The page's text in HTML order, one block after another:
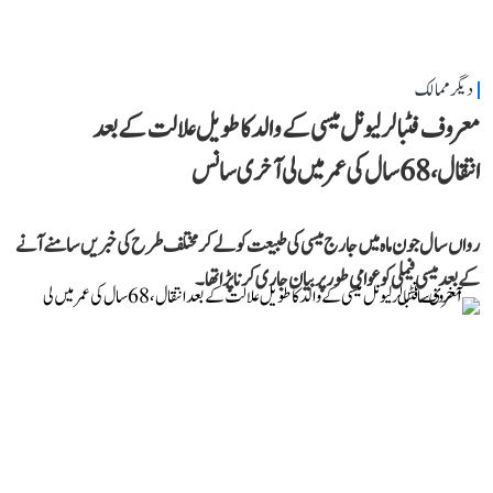
دیگر ممالک
معروف فٹبالر لیونل میسی کے والد کا طویل علالت کے بعد
انتقال، 68 سال کی عمر میں لی آخری سانس
رواں سال جون ماہ میں جارج میسی کی طبیعت کو لے کر مختلف طرح کی خبریں سامنے آنے
کے بعد میسی فیملی کو عوامی طور پر بیان جاری کرنا پڑا تھا۔